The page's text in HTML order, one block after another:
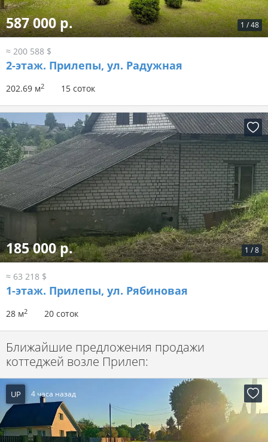
1 /48
587 000 р.
≈ 200 588 $
2-этаж. Прилепы, ул. Радужная
202.69 м2 15 соток
1 /8
185 000 р.
≈ 63 218 $
1-этаж. Прилепы, ул. Рябиновая
28 м2 20 соток
Ближайшие предложения продажи
коттеджей возле Прилеп:
UP 4 часа назад